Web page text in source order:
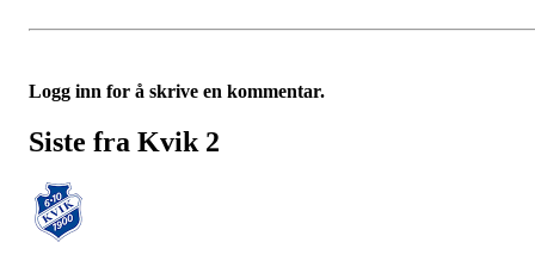
Logg inn for å skrive en kommentar.
Siste fra Kvik 2